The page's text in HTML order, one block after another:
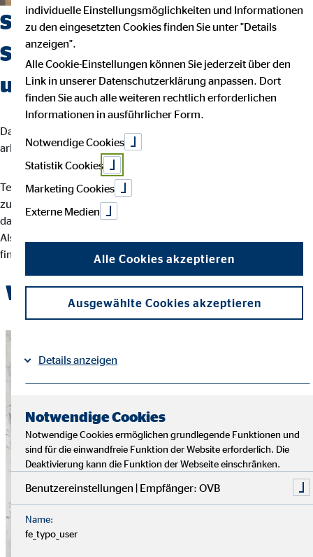
Suchst du einen Job, der
Sicherheit, Selbstbestimmung
und Flexibilität vereint?
Dann bist du bei uns richtig. Wir glauben, dass man am besten
arbeitet, wenn man seinem eigenen Rhythmus folgt.
Teamarbeit und intensiver Austausch sind für uns der Schlüssel
zu besten Ergebnissen. Dein Arbeitsalltag ist abwechslungsreich,
da jede Kundin und jeder Kunde individuelle Lösungen braucht.
Als OVB-Berater*in unterstützt du deine Kund*innen bei
finanziellen Entscheidungen und der Erreichung ihrer Ziele.
Werde Teil des OVB-Teams
individuelle Einstellungsmöglichkeiten und Informationen
zu den eingesetzten Cookies finden Sie unter "Details
anzeigen".
Alle Cookie-Einstellungen können Sie jederzeit über den
Link in unserer Datenschutzerklärung anpassen. Dort
finden Sie auch alle weiteren rechtlich erforderlichen
Informationen in ausführlicher Form.
Notwendige Cookies
Statistik Cookies
Marketing Cookies
Externe Medien
Alle Cookies akzeptieren
Ausgewählte Cookies akzeptieren
Details anzeigen
Notwendige Cookies
Notwendige Cookies ermöglichen grundlegende Funktionen und
sind für die einwandfreie Funktion der Website erforderlich. Die
Deaktivierung kann die Funktion der Webseite einschränken.
Benutzereinstellungen | Empfänger: OVB
Name:
fe_typo_user